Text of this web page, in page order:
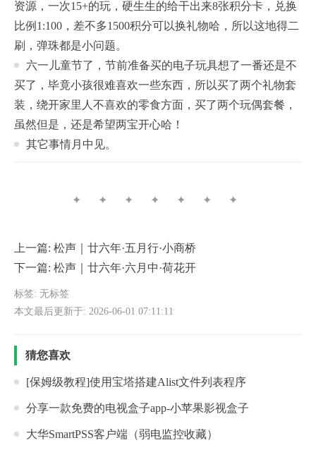
资源，一次15+的玩，硬生生的给干出来8张积分卡，兑换
比例1:100，差不多1500积分可以换礼物哈，所以这地得二
刷，弹珠都是小问题。
六一儿童节了，节前准备买的电子玩具想了一番还是不
买了，毕竟小孩很难喜欢一些东西，所以买了两个礼物套
装，绕开家里人不喜欢的零食方面，买了两个玩偶套餐，
虽然但是，还是希望两宝开心哈！
其它事情月中见。
✦ ✦ ✦ ✦ ✦ ✦ ✦
上一篇: 松声｜廿六年·五月行·小商桥
下一篇: 松声｜廿六年·六月中·荷花开
标签: 无标签
本文最后更新于: 2026-06-01 07:11:11
猜您喜欢
[保姆级教程]使用宝塔搭建Alist文件列表程序
分享一款免费的电视盒子app-小苹果影视盒子
大华SmartPSS客户端（弱电监控收藏）